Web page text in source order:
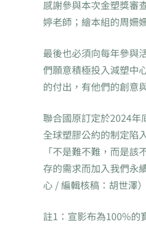
感謝參與本次金塑獎審
婷老師；繪本組的周姍
最後也必須向每年參與
們願意積極投入減塑中
的付出，有他們的創意
聯合國原訂定於2024年
全球塑膠公約的制定陷
「不是難不難，而是
存的需求而加入我們永
心 / 編輯核稿：胡世澤）
註1：宣影布為100%的